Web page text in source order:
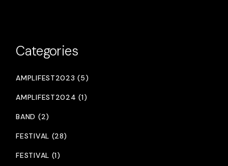
Categories
AMPLIFEST2023 (5)
AMPLIFEST2024 (1)
BAND (2)
FESTIVAL (28)
FESTIVAL (1)